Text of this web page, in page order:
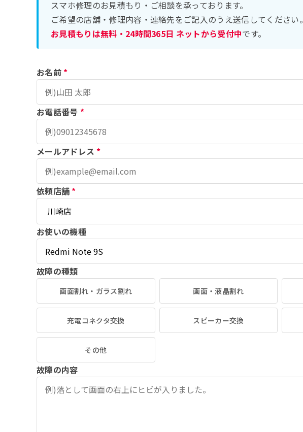
スマホ修理のお見積もり・ご相談を承っております。
ご希望の店舗・修理内容・連絡先をご記入のうえ送信してください。
お見積もりは無料・24時間365日 ネットから受付中です。
お名前 *
お電話番号 *
メールアドレス *
依頼店舗 *
お使いの機種
故障の種類
画面割れ・ガラス割れ 画面・液晶割れ
充電コネクタ交換 スピーカー交換
その他
故障の内容